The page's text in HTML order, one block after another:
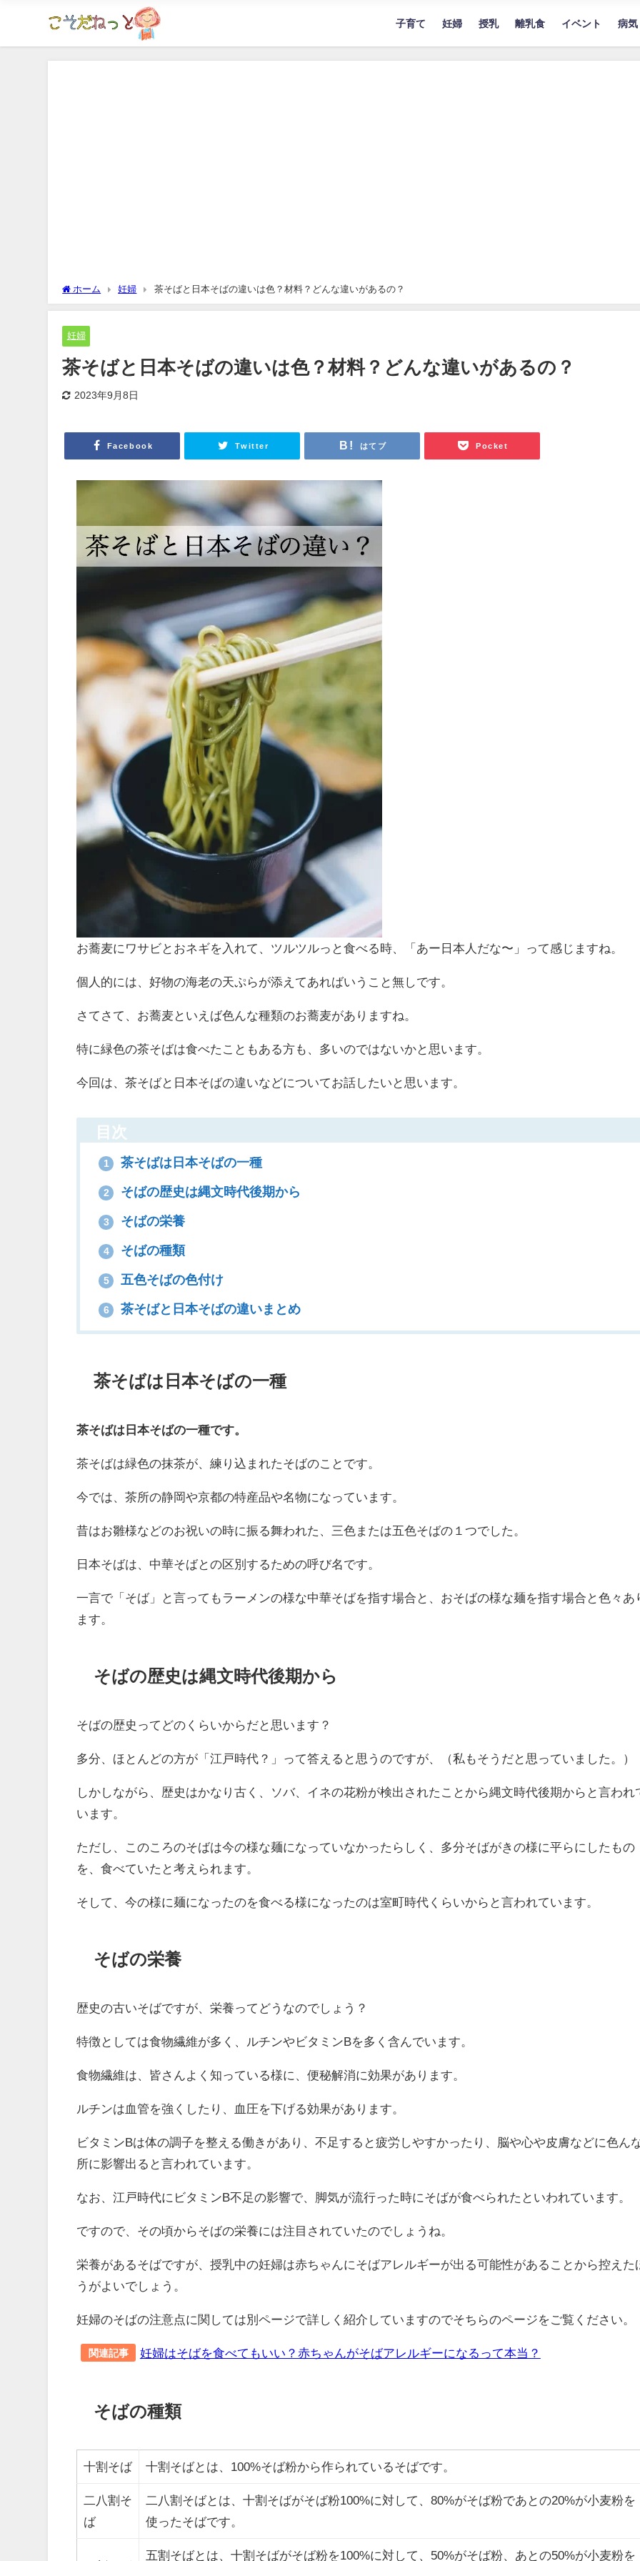
子育て 妊婦 授乳 離乳食 イベント 病気
ホーム 妊婦 茶そばと日本そばの違いは色？材料？どんな違いがあるの？
妊婦
茶そばと日本そばの違いは色？材料？どんな違いがあるの？
2023年9月8日
Facebook Twitter はてブ Pocket
お蕎麦にワサビとおネギを入れて、ツルツルっと食べる時、「あー日本人だな〜」って感じますね。
個人的には、好物の海老の天ぷらが添えてあればいうこと無しです。
さてさて、お蕎麦といえば色んな種類のお蕎麦がありますね。
特に緑色の茶そばは食べたこともある方も、多いのではないかと思います。
今回は、茶そばと日本そばの違いなどについてお話したいと思います。
目次
1 茶そばは日本そばの一種
2 そばの歴史は縄文時代後期から
3 そばの栄養
4 そばの種類
5 五色そばの色付け
6 茶そばと日本そばの違いまとめ
茶そばは日本そばの一種
茶そばは日本そばの一種です。
茶そばは緑色の抹茶が、練り込まれたそばのことです。
今では、茶所の静岡や京都の特産品や名物になっています。
昔はお雛様などのお祝いの時に振る舞われた、三色または五色そばの１つでした。
日本そばは、中華そばとの区別するための呼び名です。
一言で「そば」と言ってもラーメンの様な中華そばを指す場合と、おそばの様な麺を指す場合と色々あ
ます。
そばの歴史は縄文時代後期から
そばの歴史ってどのくらいからだと思います？
多分、ほとんどの方が「江戸時代？」って答えると思うのですが、（私もそうだと思っていました。）
しかしながら、歴史はかなり古く、ソバ、イネの花粉が検出されたことから縄文時代後期からと言われ
います。
ただし、このころのそばは今の様な麺になっていなかったらしく、多分そばがきの様に平らにしたもの
を、食べていたと考えられます。
そして、今の様に麺になったのを食べる様になったのは室町時代くらいからと言われています。
そばの栄養
歴史の古いそばですが、栄養ってどうなのでしょう？
特徴としては食物繊維が多く、ルチンやビタミンBを多く含んでいます。
食物繊維は、皆さんよく知っている様に、便秘解消に効果があります。
ルチンは血管を強くしたり、血圧を下げる効果があります。
ビタミンBは体の調子を整える働きがあり、不足すると疲労しやすかったり、脳や心や皮膚などに色ん
所に影響出ると言われています。
なお、江戸時代にビタミンB不足の影響で、脚気が流行った時にそばが食べられたといわれています。
ですので、その頃からそばの栄養には注目されていたのでしょうね。
栄養があるそばですが、授乳中の妊婦は赤ちゃんにそばアレルギーが出る可能性があることから控えた
うがよいでしょう。
妊婦のそばの注意点に関しては別ページで詳しく紹介していますのでそちらのページをご覧ください。
関連記事 妊婦はそばを食べてもいい？赤ちゃんがそばアレルギーになるって本当？
そばの種類
十割そば 十割そばとは、100%そば粉から作られているそばです。
二八割そ
ば
二八割そばとは、十割そばがそば粉100%に対して、80%がそば粉であとの20%が小麦粉を
使ったそばです。
五割そばとは、十割そばがそば粉を100%に対して、50%がそば粉、あとの50%が小麦粉を